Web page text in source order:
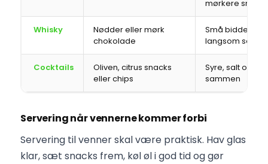
mørkere smag
Whisky
Nødder eller mørk
chokolade
Små bidder
langsom
Cocktails
Oliven, citrus snacks
eller chips
Syre, salt og is
sammen
Servering når vennerne kommer forbi
Servering til venner skal være praktisk. Hav glas
klar, sæt snacks frem, køl øl i god tid og gør